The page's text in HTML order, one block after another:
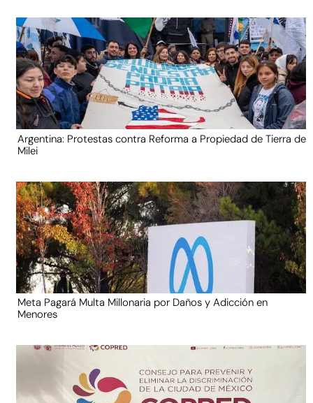
Argentina: Protestas contra Reforma a Propiedad de Tierra de
Milei
Meta Pagará Multa Millonaria por Daños y Adicción en
Menores